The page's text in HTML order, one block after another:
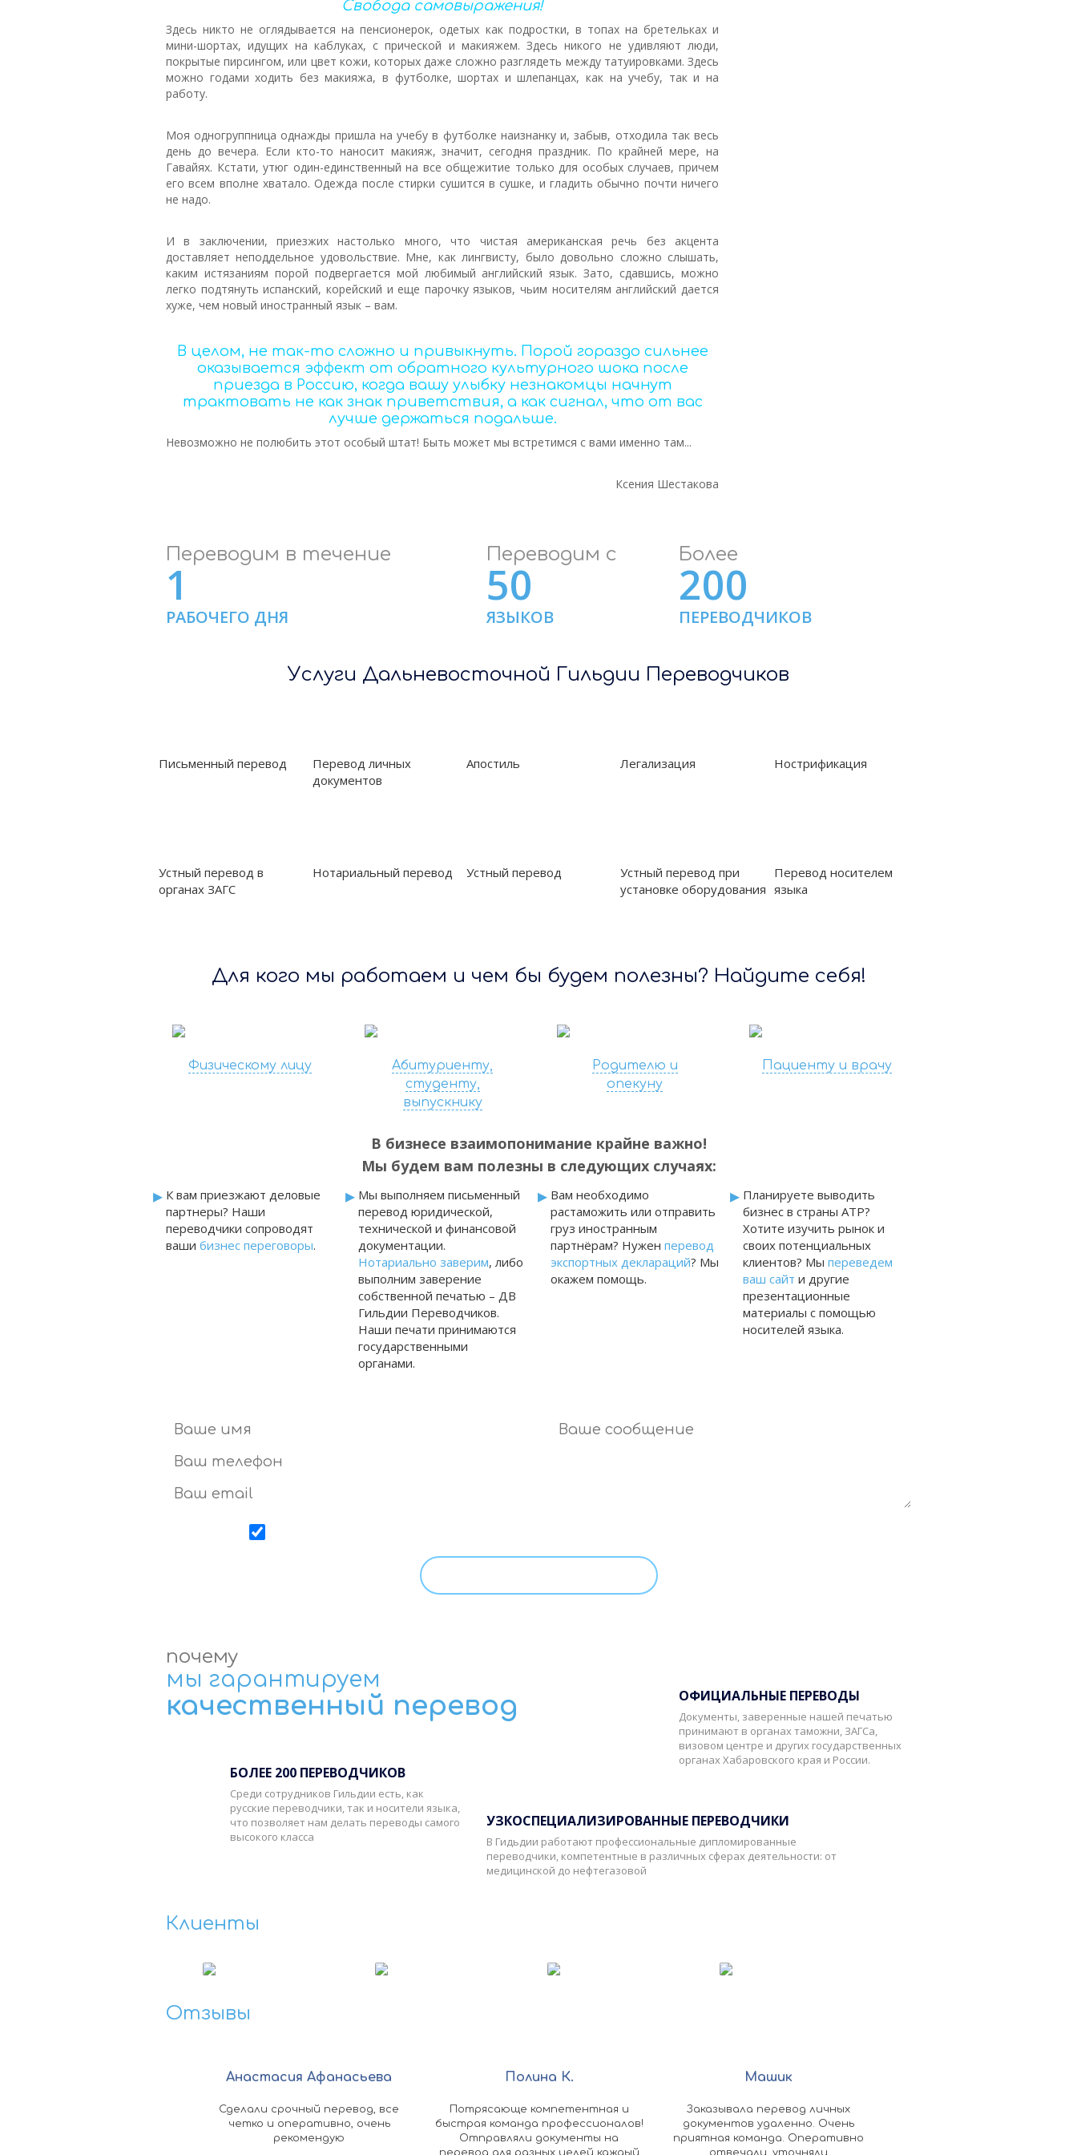
Свобода самовыражения!
Здесь никто не оглядывается на пенсионерок, одетых как подростки, в топах на бретельках и
мини-шортах, идущих на каблуках, с прической и макияжем. Здесь никого не удивляют люди,
покрытые пирсингом, или цвет кожи, которых даже сложно разглядеть между татуировками. Здесь
можно годами ходить без макияжа, в футболке, шортах и шлепанцах, как на учебу, так и на
работу.
Моя одногруппница однажды пришла на учебу в футболке наизнанку и, забыв, отходила так весь
день до вечера. Если кто-то наносит макияж, значит, сегодня праздник. По крайней мере, на
Гавайях. Кстати, утюг один-единственный на все общежитие только для особых случаев, причем
его всем вполне хватало. Одежда после стирки сушится в сушке, и гладить обычно почти ничего
не надо.
И в заключении, приезжих настолько много, что чистая американская речь без акцента
доставляет неподдельное удовольствие. Мне, как лингвисту, было довольно сложно слышать,
каким истязаниям порой подвергается мой любимый английский язык. Зато, сдавшись, можно
легко подтянуть испанский, корейский и еще парочку языков, чьим носителям английский дается
хуже, чем новый иностранный язык – вам.
В целом, не так-то сложно и привыкнуть. Порой гораздо сильнее
оказывается эффект от обратного культурного шока после
приезда в Россию, когда вашу улыбку незнакомцы начнут
трактовать не как знак приветствия, а как сигнал, что от вас
лучше держаться подальше.
Невозможно не полюбить этот особый штат! Быть может мы встретимся с вами именно там...
Ксения Шестакова
Переводим в течение
1
РАБОЧЕГО ДНЯ
Переводим с
50
ЯЗЫКОВ
Более
200
ПЕРЕВОДЧИКОВ
Услуги Дальневосточной Гильдии Переводчиков
Письменный перевод
Перевод личных
документов
Апостиль Легализация Нострификация
Устный перевод в
органах ЗАГС
Нотариальный перевод Устный перевод
Устный перевод при
установке оборудования
Перевод носителем
языка
Для кого мы работаем и чем бы будем полезны? Найдите себя!
Физическому лицу
Абитуриенту,
студенту,
выпускнику
Родителю и
опекуну
Пациенту и врачу
В бизнесе взаимопонимание крайне важно!
Мы будем вам полезны в следующих случаях:
▸ К вам приезжают деловые
партнеры? Наши
переводчики сопроводят
ваши бизнес переговоры.
▸ Мы выполняем письменный
перевод юридической,
технической и финансовой
документации.
Нотариально заверим, либо
выполним заверение
собственной печатью – ДВ
Гильдии Переводчиков.
Наши печати принимаются
государственными
органами.
▸ Вам необходимо
растаможить или отправить
груз иностранным
партнёрам? Нужен перевод
экспортных деклараций? Мы
окажем помощь.
▸ Планируете выводить
бизнес в страны АТР?
Хотите изучить рынок и
своих потенциальных
клиентов? Мы переведем
ваш сайт и другие
презентационные
материалы с помощью
носителей языка.
почему
мы гарантируем
качественный перевод ОФИЦИАЛЬНЫЕ ПЕРЕВОДЫ
Документы, заверенные нашей печатью
принимают в органах таможни, ЗАГСа,
визовом центре и других государственных
органах Хабаровского края и России.
БОЛЕЕ 200 ПЕРЕВОДЧИКОВ
Среди сотрудников Гильдии есть, как
русские переводчики, так и носители языка,
что позволяет нам делать переводы самого
высокого класса
УЗКОСПЕЦИАЛИЗИРОВАННЫЕ ПЕРЕВОДЧИКИ
В Гидьдии работают профессиональные дипломированные
переводчики, компетентные в различных сферах деятельности: от
медицинской до нефтегазовой
Клиенты
Отзывы
Анастасия Афанасьева
Сделали срочный перевод, все
четко и оперативно, очень
рекомендую
Полина К.
Потрясающе компетентная и
быстрая команда профессионалов!
Отправляли документы на
перевод для разных целей каждый
Машик
Заказывала перевод личных
документов удаленно. Очень
приятная команда. Оперативно
отвечали, уточняли